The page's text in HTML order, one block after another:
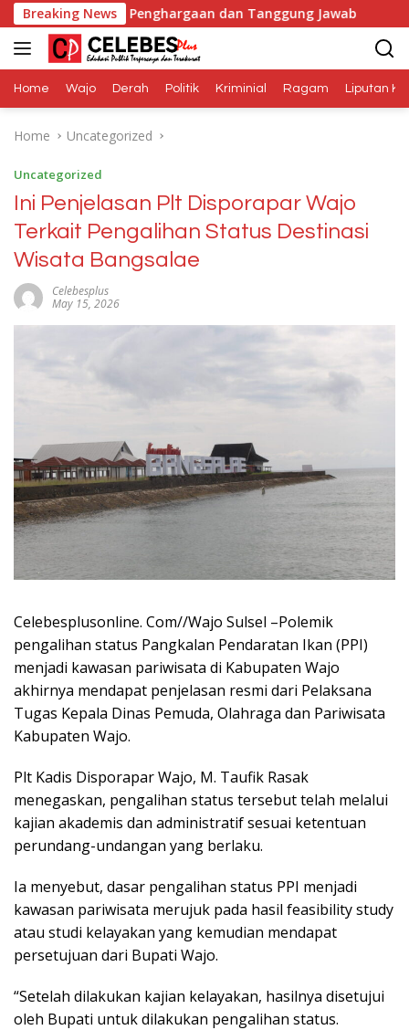
Skip
to
content
Breaking News
Adalah Penghargaan dan Tanggung Jawab Dana
Home Wajo Derah Politik Kriminial Ragam Liputan
Home Uncategorized
Uncategorized
Ini Penjelasan Plt Disporapar Wajo
Terkait Pengalihan Status Destinasi
Wisata Bangsalae
Celebesplus
May 15, 2026
Celebesplusonline. Com//Wajo Sulsel –Polemik
pengalihan status Pangkalan Pendaratan Ikan (PPI)
menjadi kawasan pariwisata di Kabupaten Wajo
akhirnya mendapat penjelasan resmi dari Pelaksana
Tugas Kepala Dinas Pemuda, Olahraga dan Pariwisata
Kabupaten Wajo.
Plt Kadis Disporapar Wajo, M. Taufik Rasak
menegaskan, pengalihan status tersebut telah melalui
kajian akademis dan administratif sesuai ketentuan
perundang-undangan yang berlaku.
Ia menyebut, dasar pengalihan status PPI menjadi
kawasan pariwisata merujuk pada hasil feasibility study
atau studi kelayakan yang kemudian mendapat
persetujuan dari Bupati Wajo.
“Setelah dilakukan kajian kelayakan, hasilnya disetujui
oleh Bupati untuk dilakukan pengalihan status.